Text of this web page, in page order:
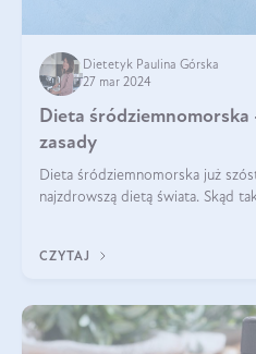
Dietetyk Paulina Górska
27 mar 2024
Dieta śródziemnomorska
zasady
Dieta śródziemnomorska już
najzdrowszą dietą świata. Skąd
CZYTAJ